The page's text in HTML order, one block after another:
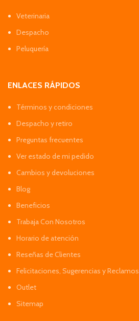
Veterinaria
Despacho
Peluquería
ENLACES RÁPIDOS
Términos y condiciones
Despacho y retiro
Preguntas frecuentes
Ver estado de mi pedido
Cambios y devoluciones
Blog
Beneficios
Trabaja Con Nosotros
Horario de atención
Reseñas de Clientes
Felicitaciones, Sugerencias y Reclamos
Outlet
Sitemap